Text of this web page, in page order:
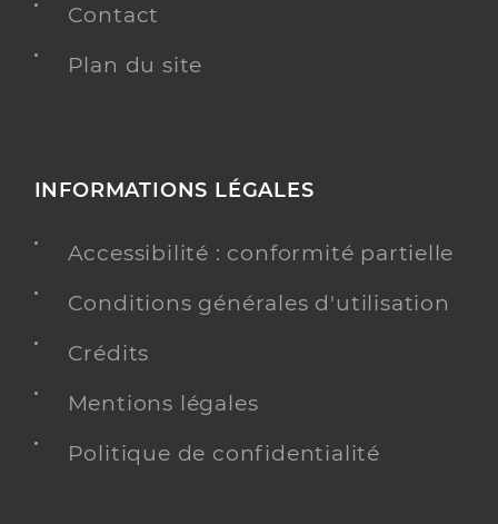
Contact
Plan du site
INFORMATIONS LÉGALES
Accessibilité : conformité partielle
Conditions générales d'utilisation
Crédits
Mentions légales
Politique de confidentialité